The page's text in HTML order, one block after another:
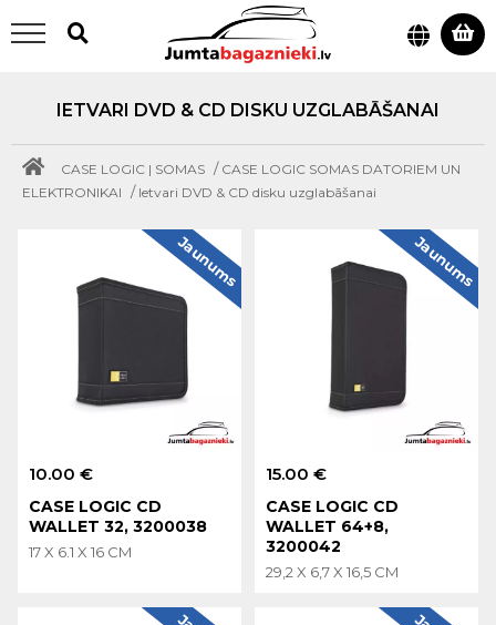
IETVARI DVD & CD DISKU UZGLABĀŠANAI
CASE LOGIC | SOMAS / CASE LOGIC SOMAS DATORIEM UN
ELEKTRONIKAI / Ietvari DVD & CD disku uzglabāšanai
10.00 €
CASE LOGIC CD
WALLET 32, 3200038
17 X 6.1 X 16 CM
Jaunums
15.00 €
CASE LOGIC CD
WALLET 64+8,
3200042
29,2 X 6,7 X 16,5 CM
Jaunums